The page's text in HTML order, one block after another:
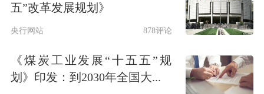
五”改革发展规划》
央行网站 878评论
《煤炭工业发展“十五五”规
划》印发：到2030年全国大...